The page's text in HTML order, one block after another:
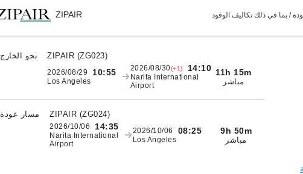
ZIPAIR / بما في ذلك تكاليف الوقود
نحو الخارج ZIPAIR (ZG023)
2026/08/29 10:55
Los Angeles
2026/08/30(+1) 14:10
Narita International
Airport
11h 15m
مباشر
مسار عودة ZIPAIR (ZG024)
2026/10/06 14:35
Narita International
Airport
2026/10/06 08:25
Los Angeles
9h 50m
مباشر